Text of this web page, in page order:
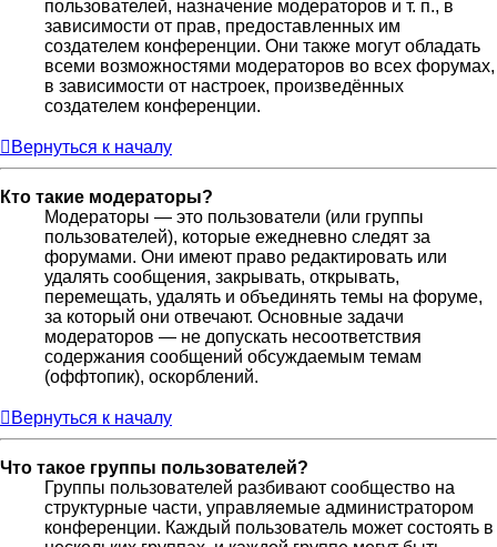
пользователей, назначение модераторов и т. п., в
зависимости от прав, предоставленных им
создателем конференции. Они также могут обладать
всеми возможностями модераторов во всех форумах,
в зависимости от настроек, произведённых
создателем конференции.
Вернуться к началу
Кто такие модераторы?
Модераторы — это пользователи (или группы
пользователей), которые ежедневно следят за
форумами. Они имеют право редактировать или
удалять сообщения, закрывать, открывать,
перемещать, удалять и объединять темы на форуме,
за который они отвечают. Основные задачи
модераторов — не допускать несоответствия
содержания сообщений обсуждаемым темам
(оффтопик), оскорблений.
Вернуться к началу
Что такое группы пользователей?
Группы пользователей разбивают сообщество на
структурные части, управляемые администратором
конференции. Каждый пользователь может состоять в